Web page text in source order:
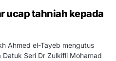
ucap tahniah kepada
Ahmed el-Tayeb mengutus
Seri Dr Zulkifli Mohamad